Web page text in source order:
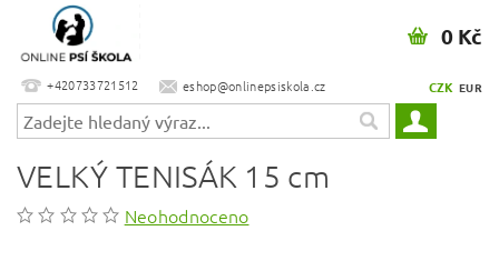
+420733721512 eshop@onlinepsiskola.cz CZK EUR
0 Kč
VELKÝ TENISÁK 15 cm
Neohodnoceno